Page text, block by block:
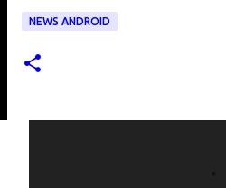
NEWS ANDROID